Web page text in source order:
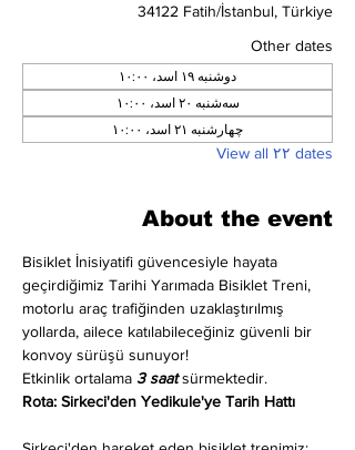
34122 Fatih/İstanbul, Türkiye
Other dates
دوشنبه ۱۹ اسد، ۱۰:۰۰
سه‌شنبه ۲۰ اسد، ۱۰:۰۰
چهارشنبه ۲۱ اسد، ۱۰:۰۰
View all ۲۲ dates
About the event
Bisiklet İnisiyatifi güvencesiyle hayata
geçirdiğimiz Tarihi Yarımada Bisiklet Treni,
motorlu araç trafiğinden uzaklaştırılmış
yollarda, ailece katılabileceğiniz güvenli bir
konvoy sürüşü sunuyor!
Etkinlik ortalama 3 saat sürmektedir.
Rota: Sirkeci'den Yedikule'ye Tarih Hattı